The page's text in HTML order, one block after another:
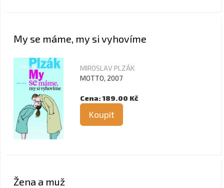
My se máme, my si vyhovíme
MIROSLAV PLZÁK
MOTTO, 2007
Cena: 189.00 Kč
Koupit
Žena a muž